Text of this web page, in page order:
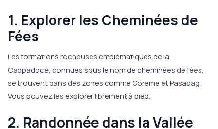
1. Explorer les Cheminées de
Fées
Les formations rocheuses emblématiques de la
Cappadoce, connues sous le nom de cheminées de fées,
se trouvent dans des zones comme Göreme et Pasabag.
Vous pouvez les explorer librement à pied.
2. Randonnée dans la Vallée